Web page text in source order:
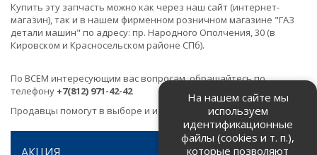
Купить эту запчасть можно как через наш сайт (интернет-
магазин), так и в нашем фирменном розничном магазине "ГАЗ
детали машин" по адресу: пр. Народного Ополчения, 30 (в
Кировском и Красносельском районе СПб).
По ВСЕМ интересующим вас вопросам, обращайтесь по
телефону +7(812) 971-42-42
Продавцы помогут в выборе и идентификации товара.
На нашем сайте мы
используем
идентификационные
файлы (cookies и т. п.),
которые позволяют